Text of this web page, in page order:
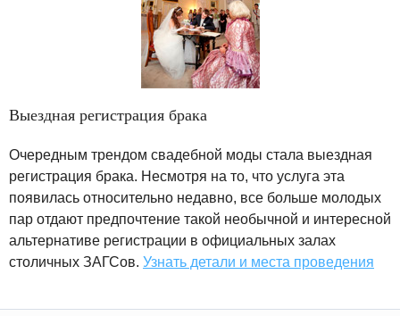
Выездная регистрация брака
Очередным трендом свадебной моды стала выездная
регистрация брака. Несмотря на то, что услуга эта
появилась относительно недавно, все больше молодых
пар отдают предпочтение такой необычной и интересной
альтернативе регистрации в официальных залах
столичных ЗАГСов. Узнать детали и места проведения